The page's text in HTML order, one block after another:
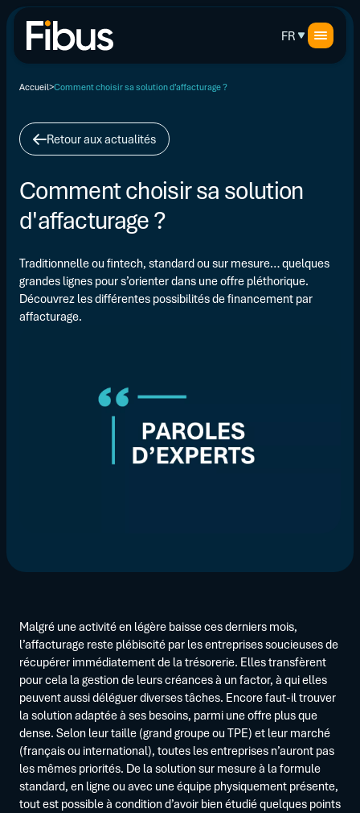
FR
Accueil Comment choisir sa solution d’affacturage ?
Retour aux actualités
Comment choisir sa solution
d'affacturage ?
Traditionnelle ou fintech, standard ou sur mesure… quelques
grandes lignes pour s’orienter dans une offre pléthorique.
Découvrez les différentes possibilités de financement par
affacturage.
Malgré une activité en légère baisse ces derniers mois,
l’affacturage reste plébiscité par les entreprises soucieuses de
récupérer immédiatement de la trésorerie. Elles transfèrent
pour cela la gestion de leurs créances à un factor, à qui elles
peuvent aussi déléguer diverses tâches. Encore faut-il trouver
la solution adaptée à ses besoins, parmi une offre plus que
dense. Selon leur taille (grand groupe ou TPE) et leur marché
(français ou international), toutes les entreprises n’auront pas
les mêmes priorités. De la solution sur mesure à la formule
standard, en ligne ou avec une équipe physiquement présente,
tout est possible à condition d’avoir bien étudié quelques points